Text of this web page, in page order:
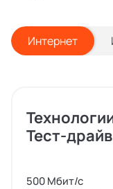
Интернет
Тест-драйв
500 Мбит/с